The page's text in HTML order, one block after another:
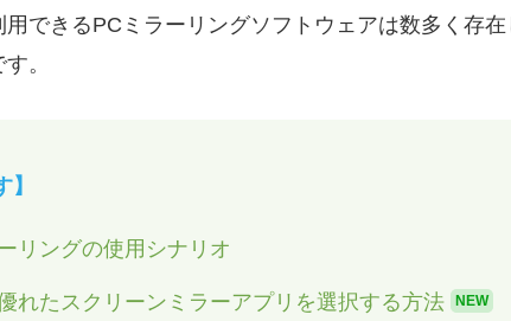
用できるPCミラーリングソフトウェアは数多く存
。
リングの使用シナリオ
れたスクリーンミラーアプリを選択する方法 NEW